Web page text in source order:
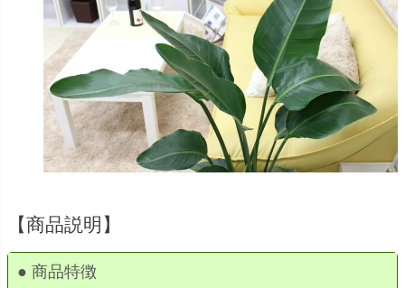
【商品説明】
● 商品特徴